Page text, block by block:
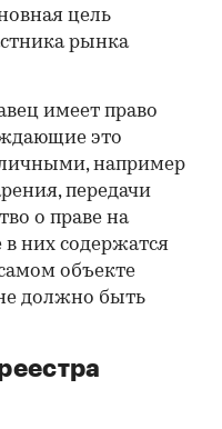
цель
рынка
имеет право
это
например
передачи
о праве на
в них содержатся
объекте
должно быть